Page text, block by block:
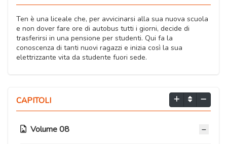
Ten è una liceale che, per avvicinarsi alla sua nuova scuola
e non dover fare ore di autobus tutti i giorni, decide di
trasferirsi in una pensione per studenti. Qui fa la
conoscenza di tanti nuovi ragazzi e inizia così la sua
elettrizzante vita da studente fuori sede.
CAPITOLI
Volume 08